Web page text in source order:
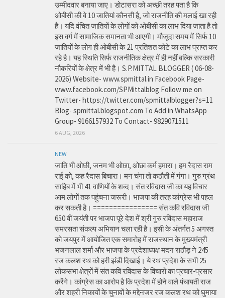
उम्मीदवार बनाया जाए। डोटासरा को अच्छी तरह पता है कि
ओबीसी की वे 10 जातियां कौनसी है, जो राजनीति की मलाई खा रही
है। यदि वंचित जातियों के लोगों को ओबीसी का लाभ दिया जाता है तो
इस वर्ग में सामाजिक समानता भी आएगी। मौजूदा समय में सिर्फ 10
जातियों के लोग ही ओबीसी के 21 प्रतिशत कोटे का लाभ प्राप्त कर
रहे है। यह स्थिति सिर्फ राजनीतिक क्षेत्र में ही नहीं बल्कि सरकारी
नौकरियों के क्षेत्र में भी है। S.P.MITTAL BLOGGER ( 06-08-
2026) Website- www.spmittal.in Facebook Page-
www.facebook.com/SPMittalblog Follow me on
Twitter- https://twitter.com/spmittalblogger?s=11
Blog- spmittal.blogspot.com To Add in WhatsApp
Group- 9166157932 To Contact- 9829071511
6 AUG, 2026
NEW
जाति भी ओछी, जनम भी ओछा, ओछा कर्म हमारा। हम रैदास राम
राई को, कह रैदास बिचारा। मन चंगा तो कठौती में गंगा। गुरु ग्रंथ
साहिब में भी 41 वाणियों के शब्द। संत रविदास जी का यह विचार
आम लोगों तक पहुंचना जरूरी। भाजपा की तरह कांग्रेस भी पहल
कर सकती है। ================ संत कवि रविदास जी
650 वीं जयंती पर भाजपा पूरे देश में श्री गुरु रविदास महाराज
समरसता संकल्प अभियान चला रही है। इसी के अंतर्गत 5 अगस्त
को जयपुर में आयोजित एक समारोह में राजस्थान के मुख्यमंत्री
भजनलाल शर्मा और भाजपा के प्रदेशाध्यक्ष मदन राठौड़ ने 245
रज कलश रथ को हरी झंडी दिखाई। ये रथ प्रदेश के सभी 25
लोकसभा क्षेत्रों में संत कवि रविदास के विचारों का प्रचार-प्रसार
करेंगे। कांग्रेस का आरोप है कि प्रदेश में होने वाले पंचायती राज
और शहरी निकायों के चुनावों के मद्देनजर रज कलश रथ को घुमाया